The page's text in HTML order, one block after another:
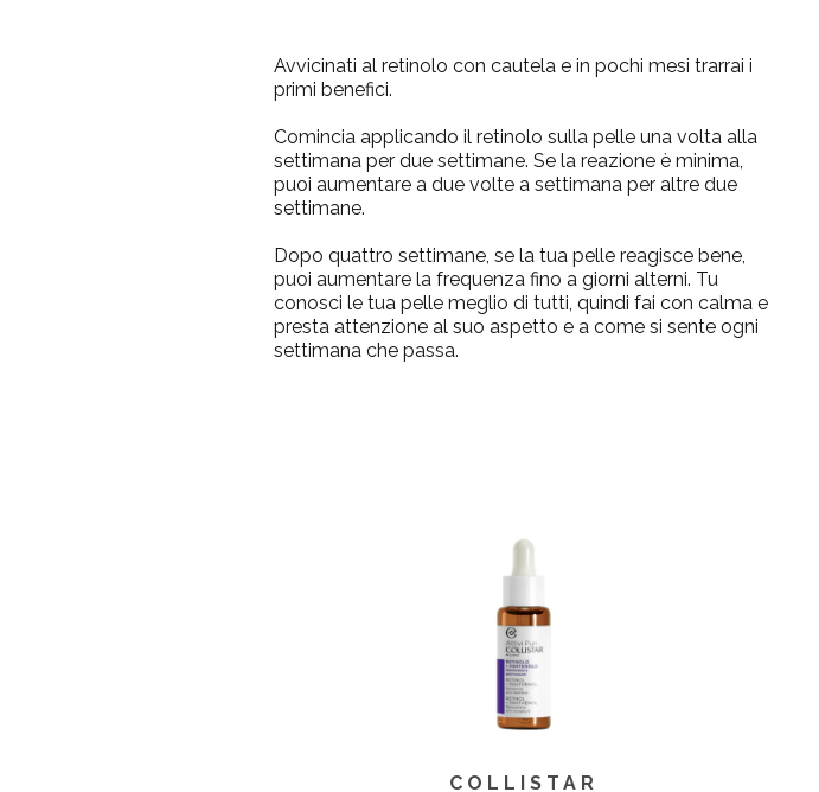
Avvicinati al retinolo con cautela e in pochi mesi trarrai i
primi benefici.
Comincia applicando il retinolo sulla pelle una volta alla
settimana per due settimane. Se la reazione è minima,
puoi aumentare a due volte a settimana per altre due
settimane.
Dopo quattro settimane, se la tua pelle reagisce bene,
puoi aumentare la frequenza fino a giorni alterni. Tu
conosci le tua pelle meglio di tutti, quindi fai con calma e
presta attenzione al suo aspetto e a come si sente ogni
settimana che passa.
COLLISTAR